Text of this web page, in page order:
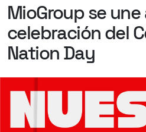
MioGroupse une
celebración del
Nation Day